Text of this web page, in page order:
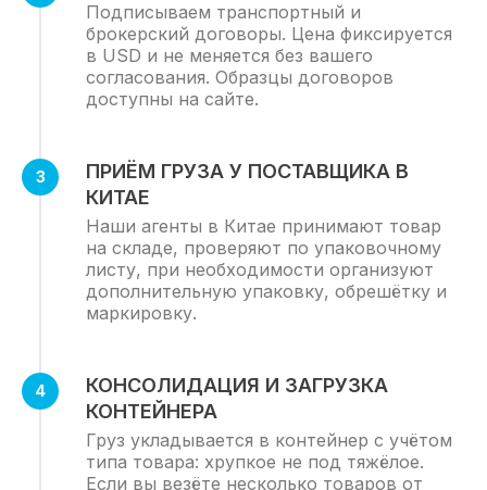
Подписываем транспортный и
брокерский договоры. Цена фиксируется
в USD и не меняется без вашего
согласования. Образцы договоров
доступны на сайте.
ПРИЁМ ГРУЗА У ПОСТАВЩИКА В
КИТАЕ
Наши агенты в Китае принимают товар
на складе, проверяют по упаковочному
листу, при необходимости организуют
дополнительную упаковку, обрешётку и
маркировку.
КОНСОЛИДАЦИЯ И ЗАГРУЗКА
КОНТЕЙНЕРА
Груз укладывается в контейнер с учётом
типа товара: хрупкое не под тяжёлое.
Если вы везёте несколько товаров от
КОМПЛЕКСНЫЕ УСЛУГИ ПО ДОСТАВКЕ И
ТАМОЖЕННОМУ ОФОРМЛЕНИЮ
Клиентская служба